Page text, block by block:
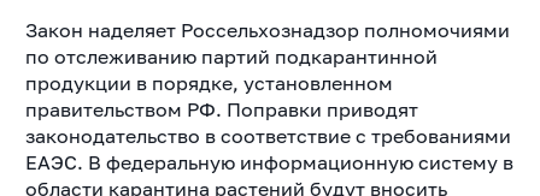
Закон наделяет Россельхознадзор полномочиями
по отслеживанию партий подкарантинной
продукции в порядке, установленном
правительством РФ. Поправки приводят
законодательство в соответствие с требованиями
ЕАЭС. В федеральную информационную систему в
области карантина растений будут вносить